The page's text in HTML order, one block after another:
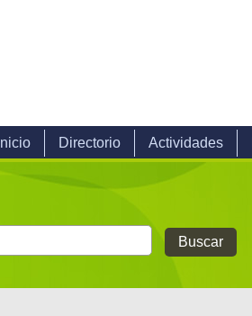
Inicio Directorio Actividades